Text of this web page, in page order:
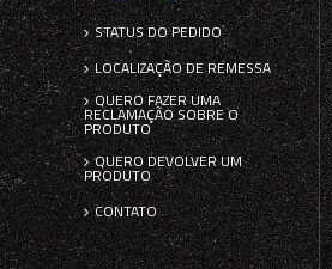
STATUS DO PEDIDO
LOCALIZAÇÃO DE REMESSA
QUERO FAZER UMA
RECLAMAÇÃO SOBRE O
PRODUTO
QUERO DEVOLVER UM
PRODUTO
CONTATO